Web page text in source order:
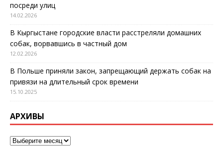
посреди улиц
14.02.2026
В Кыргыстане городские власти расстреляли домашних
собак, ворвавшись в частный дом
12.02.2026
В Польше приняли закон, запрещающий держать собак на
привязи на длительный срок времени
15.10.2025
АРХИВЫ